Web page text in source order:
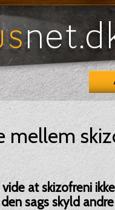
mellem
at skizofreni
sags skyld